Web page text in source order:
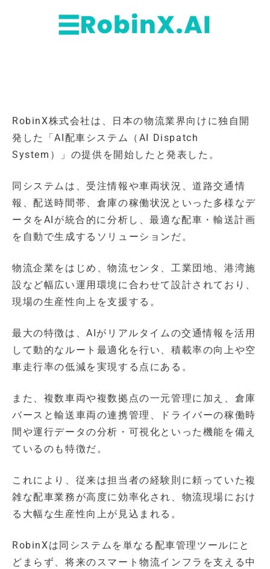
RobinX株式会社は、日本の物流業界向けに独自開
発した「AI配車システム（AI Dispatch
System）」の提供を開始したと発表した。
同システムは、受注情報や車両状況、道路交通情
報、配送時間帯、倉庫の稼働状況といった多様なデ
ータをAIが統合的に分析し、最適な配車・輸送計画
を自動で生成するソリューションだ。
物流企業をはじめ、物流センタ、工業団地、港湾施
設など幅広い運用環境に合わせて設計されており、
現場の生産性向上を支援する。
最大の特徴は、AIがリアルタイムの交通情報を活用
して動的なルート最適化を行い、積載率の向上や空
車走行率の低減を実現する点にある。
また、複数車両や複数拠点の一元管理に加え、倉庫
バースと輸送車両の連携管理、ドライバーの稼働時
間や運行データの分析・可視化といった機能を備え
ているのも特徴だ。
これにより、従来は担当者の経験則に頼っていた複
雑な配車業務が高度に効率化され、物流現場におけ
る大幅な生産性向上が見込まれる。
RobinXは同システムを単なる配車管理ツールにと
どまらず、将来のスマート物流インフラを支える中